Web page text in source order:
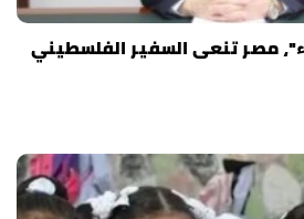
مصر تنعى السفير الفلسطيني